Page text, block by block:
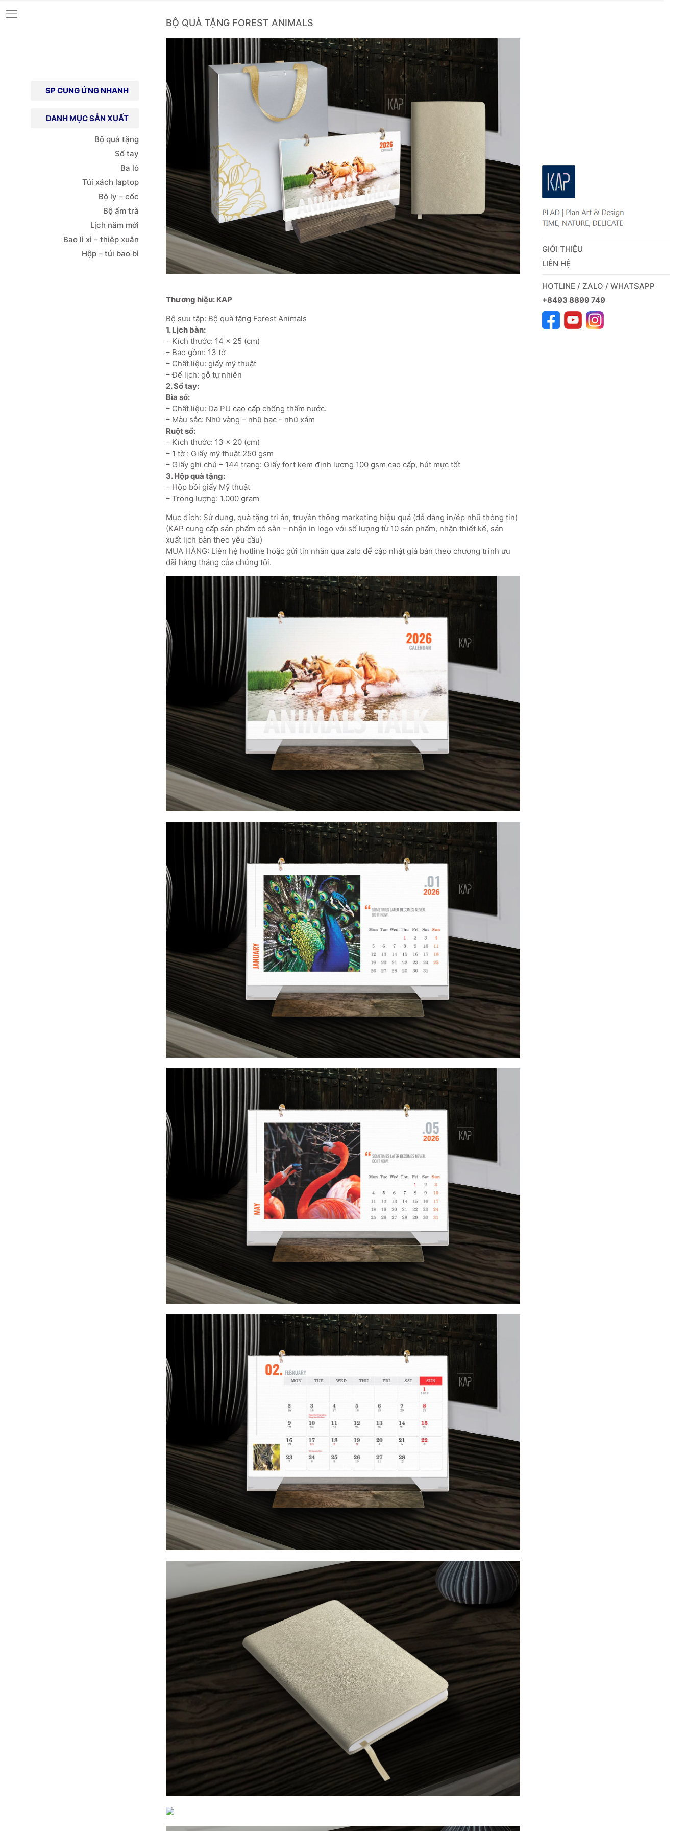
BỘ QUÀ TẶNG FOREST ANIMALS
Thương hiệu: KAP
Bộ sưu tập: Bộ quà tặng Forest Animals
1. Lịch bàn:
– Kích thước: 14 x 25 (cm)
– Bao gồm: 13 tờ
– Chất liệu: giấy mỹ thuật
– Đế lịch: gỗ tự nhiên
2. Sổ tay:
Bìa sổ:
– Chất liệu: Da PU cao cấp chống thấm nước.
– Màu sắc: Nhũ vàng – nhũ bạc - nhũ xám
Ruột sổ:
– Kích thước: 13 x 20 (cm)
– 1 tờ : Giấy mỹ thuật 250 gsm
– Giấy ghi chú – 144 trang: Giấy fort kem định lượng 100 gsm cao cấp, hút mực tốt
3. Hộp quà tặng:
– Hộp bồi giấy Mỹ thuật
– Trọng lượng: 1.000 gram
Mục đích: Sử dụng, quà tặng tri ân, truyền thông marketing hiệu quả (dễ dàng in/ép nhũ thông tin)
(KAP cung cấp sản phẩm có sẵn – nhận in logo với số lượng từ 10 sản phẩm, nhận thiết kế, sản
xuất lịch bàn theo yêu cầu)
MUA HÀNG: Liên hệ hotline hoặc gửi tin nhắn qua zalo để cập nhật giá bán theo chương trình ưu
đãi hàng tháng của chúng tôi.
SP CUNG ỨNG NHANH
DANH MỤC SẢN XUẤT
Bộ quà tặng
Sổ tay
Ba lô
Túi xách laptop
Bộ ly – cốc
Bộ ấm trà
Lịch năm mới
Bao lì xì – thiệp xuân
Hộp – túi bao bì
GIỚI THIỆU
LIÊN HỆ
HOTLINE / ZALO / WHATSAPP
+8493 8899 749